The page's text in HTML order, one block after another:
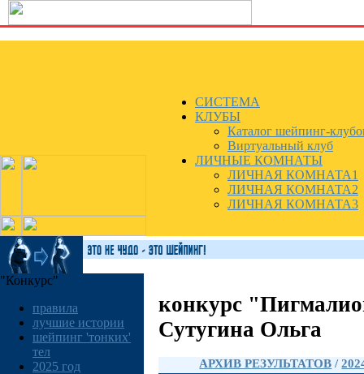
СИСТЕМА
КЛУБЫ
Каталог шейпинг-
Виртуальный клуб
ЛИЧНЫЕ КОМНАТЫ
ЛИЧНАЯ КОМНАТА1
ЛИЧНАЯ КОМНАТА2
ЛИЧНАЯ КОМНАТА3
"Конкурс"
правила
лучшие истории
шейпинг 'тонких'
тел
2025 год
конкурс
Сутугина Ольга
АРХИВ РЕЗУЛЬТАТОВ /